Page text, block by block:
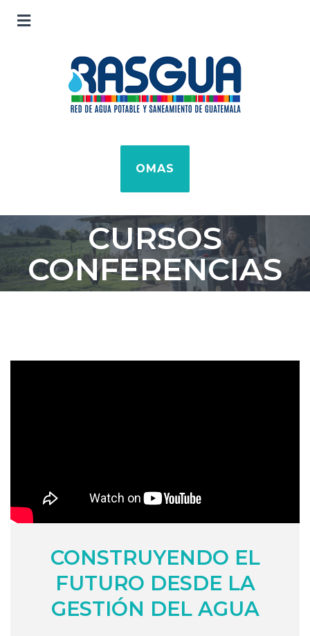
OMAS
CURSOS
CONFERENCIAS
CONSTRUYENDO EL
FUTURO DESDE LA
GESTIÓN DEL AGUA